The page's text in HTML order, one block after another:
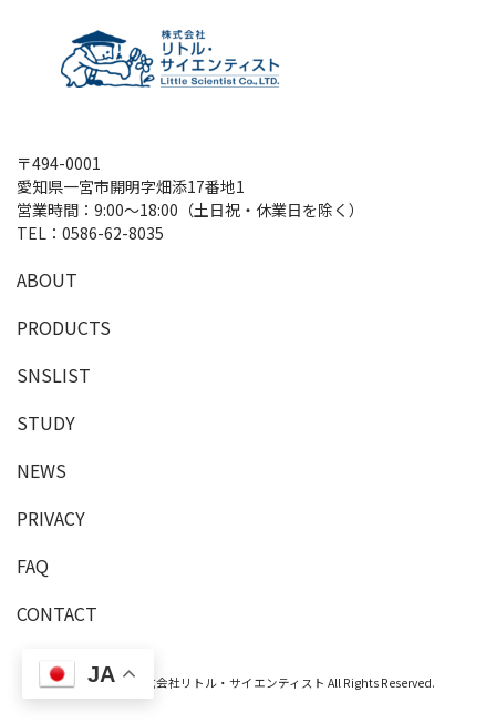
〒494-0001
愛知県一宮市開明字畑添17番地1
営業時間：9:00～18:00（土日祝・休業日を除く）
TEL： 0586-62-8035
ABOUT
PRODUCTS
SNSLIST
STUDY
NEWS
PRIVACY
FAQ
CONTACT
Copyright © 株式会社リトル・サイエンティスト All Rights Reserved.
JA